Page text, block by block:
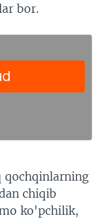
bor.
qochqinlarning
chiqib
ko'pchilik,